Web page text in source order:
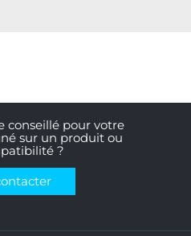
conseillé pour votre
sur un produit ou
?